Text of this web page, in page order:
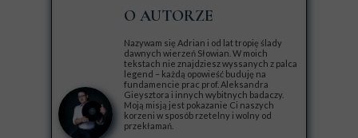
O AUTORZE
Nazywam się Adrian i od lat tropię ślady
dawnych wierzeń Słowian. W moich
tekstach nie znajdziesz wyssanych z palca
legend – każdą opowieść buduję na
fundamencie prac prof. Aleksandra
Gieysztora i innych wybitnych badaczy.
Moją misją jest pokazanie Ci naszych
korzeni w sposób rzetelny i wolny od
przekłamań.